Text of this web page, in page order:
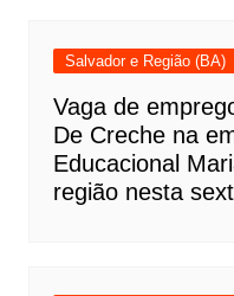
Salvador e Região (BA)
Vaga de
De Creche na
Educacional
região nesta